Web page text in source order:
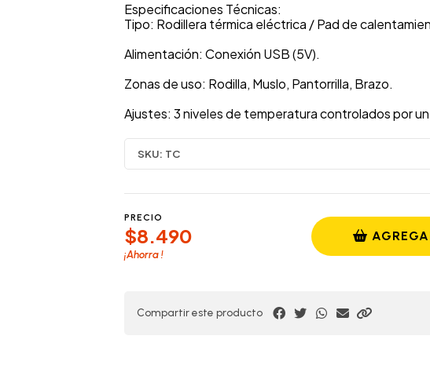
Especificaciones Técnicas:
Tipo: Rodillera térmica eléctrica / Pad de
Alimentación: Conexión USB (5V).
Zonas de uso: Rodilla, Muslo, Pantorrilla, Brazo.
Ajustes: 3 niveles de temperatura controlados por
SKU: TC
PRECIO
$8.490
¡Ahorra!
Compartir este producto